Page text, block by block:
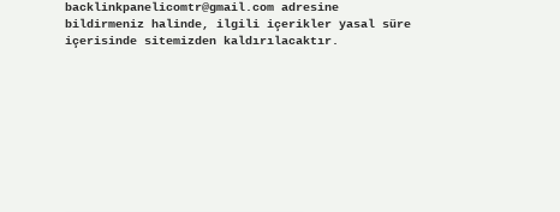
backlinkpanelicomtr@gmail.comadresine
bildirmeniz halinde, ilgili içerikler yasal süre
içerisinde sitemizden kaldırılacaktır.